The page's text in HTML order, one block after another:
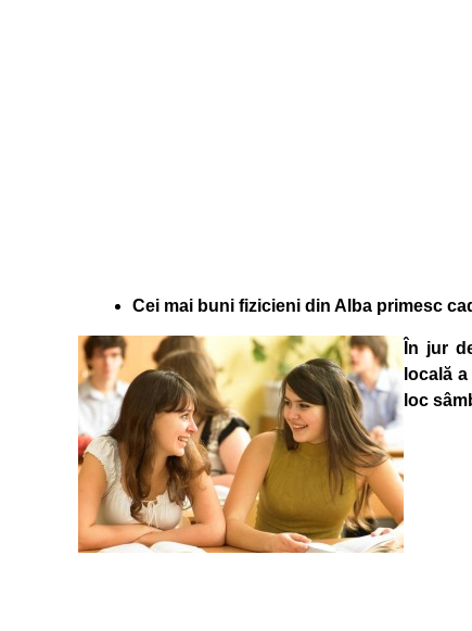
Cei mai buni fizicieni din Alba primesc
În jur
locală
loc